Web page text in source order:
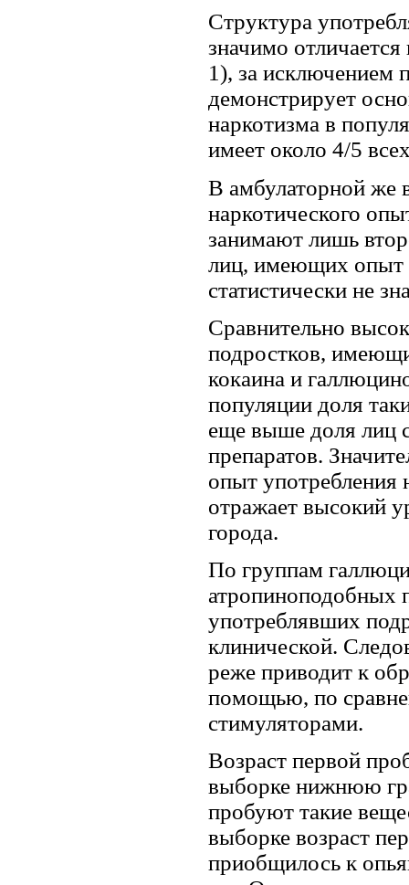
Структура
значимо
1), за исключением
демонстрирует
наркотизма в
имеет около 4/5
В амбулаторной же
наркотического
занимают лишь
лиц, имеющих опыт
статистически не
Сравнительно
подростков,
кокаина и
популяции доля
еще выше доля лиц
препаратов.
опыт употребления
отражает высокий
города.
По группам
атропиноподобных
употреблявших
клинической.
реже приводит к
помощью, по
стимуляторами.
Возраст первой
выборке нижнюю
пробуют такие
выборке возраст
приобщилось к